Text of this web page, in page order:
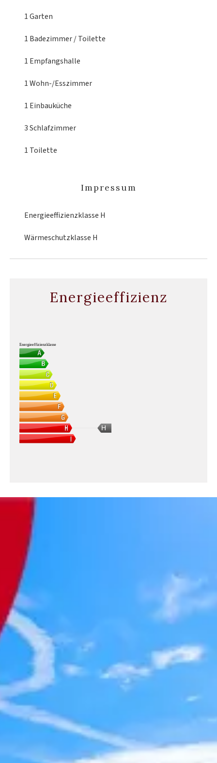
1 Garten
1 Badezimmer / Toilette
1 Empfangshalle
1 Wohn-/Esszimmer
1 Einbauküche
3 Schlafzimmer
1 Toilette
Impressum
Energieeffizienzklasse H
Wärmeschutzklasse H
Energieeffizienz
H
Energieeffizienzklasse